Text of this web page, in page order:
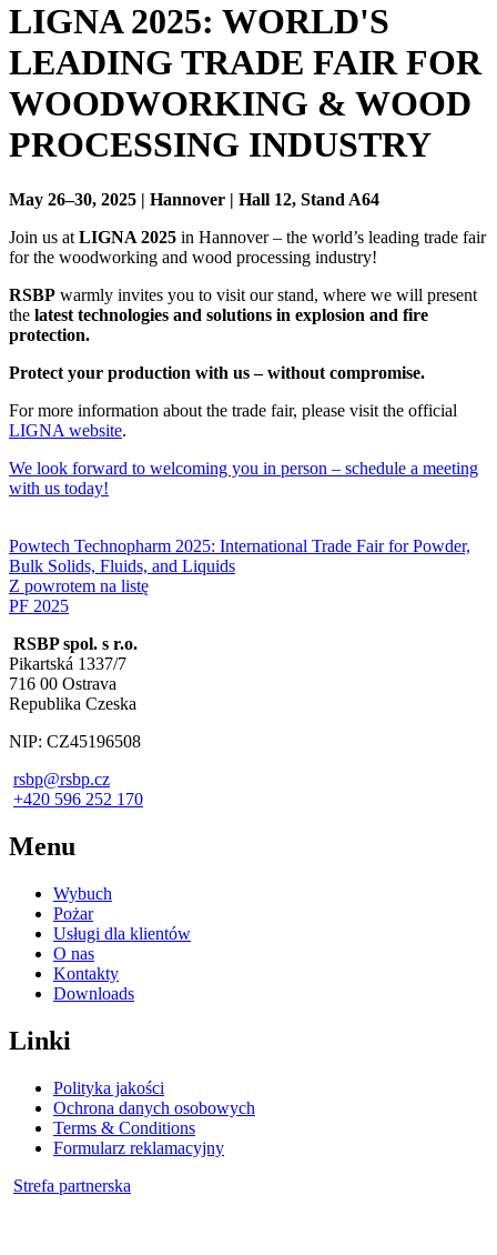
LIGNA 2025: WORLD'S
LEADING TRADE FAIR FOR
WOODWORKING & WOOD
PROCESSING INDUSTRY
May 26–30, 2025 | Hannover | Hall 12, Stand A64
Join us at LIGNA 2025 in Hannover – the world’s leading trade fair
for the woodworking and wood processing industry!
RSBP warmly invites you to visit our stand, where we will present
the latest technologies and solutions in explosion and fire
protection.
Protect your production with us – without compromise.
For more information about the trade fair, please visit the official
LIGNA website.
We look forward to welcoming you in person – schedule a meeting
with us today!
Powtech Technopharm 2025: International Trade Fair for Powder,
Bulk Solids, Fluids, and Liquids
Z powrotem na listę
PF 2025
RSBP spol. s r.o.
Pikartská 1337/7
716 00 Ostrava
Republika Czeska
NIP: CZ45196508
rsbp@rsbp.cz
+420 596 252 170
Menu
Wybuch
Pożar
Usługi dla klientów
O nas
Kontakty
Downloads
Linki
Polityka jakości
Ochrona danych osobowych
Terms & Conditions
Formularz reklamacyjny
Strefa partnerska